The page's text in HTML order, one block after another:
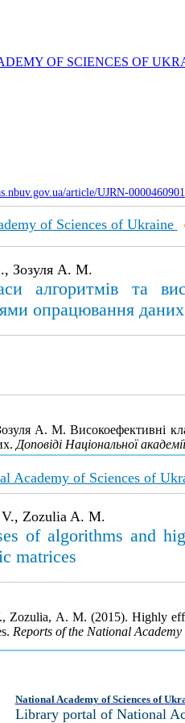
OF SCIENCES OF
article/UJRN-0000460901
of Sciences of Ukraine
Зозуля А. М.
алгоритмiв та
опрацювання даних
А. М. Високоефективнi
Доповіді Національної
Academy of Sciences of
Zozulia A. M.
of algorithms and
matrices
A. M. (2015). Highly
Reports of the National
National Academy of Sciences of
Library portal of National